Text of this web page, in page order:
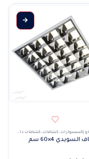
و إكسسوارات , كشافات , كشافات داخلى
4×60 سم